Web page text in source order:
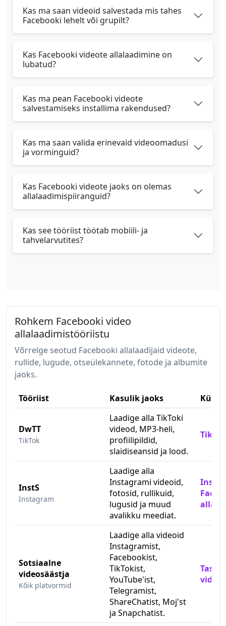
Kas ma saan videoid salvestada mis tahes
Facebooki lehelt või grupilt?
Kas Facebooki videote allalaadimine on
lubatud?
Kas ma pean Facebooki videote
salvestamiseks installima rakendused?
Kas ma saan valida erinevaid videoomadusi
ja vorminguid?
Kas Facebooki videote jaoks on olemas
allalaadimispiiranguid?
Kas see tööriist töötab mobiili- ja
tahvelarvutites?
Rohkem Facebooki video
allalaadimistööriistu
Võrrelge seotud Facebooki allalaadijaid videote,
rullide, lugude, otseülekannete, fotode ja albumite
jaoks.
Tööriist Kasulik jaoks
DwTT
TikTok
Laadige alla TikToki
videod, MP3-heli,
profiilipildid,
slaidiseansid ja lood.
InstS
Instagram
Laadige alla
Instagrami videoid,
fotosid, rullikuid,
lugusid ja muud
avalikku meediat.
Sotsiaalne
videosäästja
Kõik platvormid
Laadige alla videoid
Instagramist,
Facebookist,
TikTokist,
YouTube'ist,
Telegramist,
ShareChatist, Moj'st
ja Snapchatist.
video